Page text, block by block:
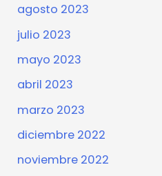
agosto 2023
julio 2023
mayo 2023
abril 2023
marzo 2023
diciembre 2022
noviembre 2022